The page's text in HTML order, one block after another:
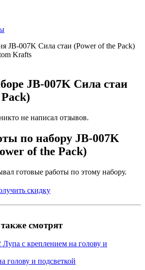
JB-007K Сила стаи (Power of the Pack)
Krafts
JB-007K Сила стаи
не написал отзывов.
по набору JB-007K
of the Pack)
готовые работы по этому набору.
скидку
смотрят
голову и подсветкой